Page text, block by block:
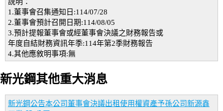
1.董事會召集通知日:114/07/28
2.董事會預計召開日期:114/08/05
3.預計提報董事會或經董事會決議之財務報告或
年度自結財務資訊年季:114年第2季財務報告
4.其他應敘明事項:無
新光鋼其他重大消息
新光鋼公告本公司董事會決議出租使用權資產予孫公司新源鑫